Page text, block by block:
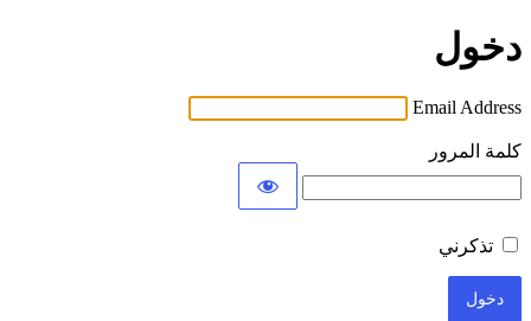
دخول
Email Address
كلمة المرور
تذكرني